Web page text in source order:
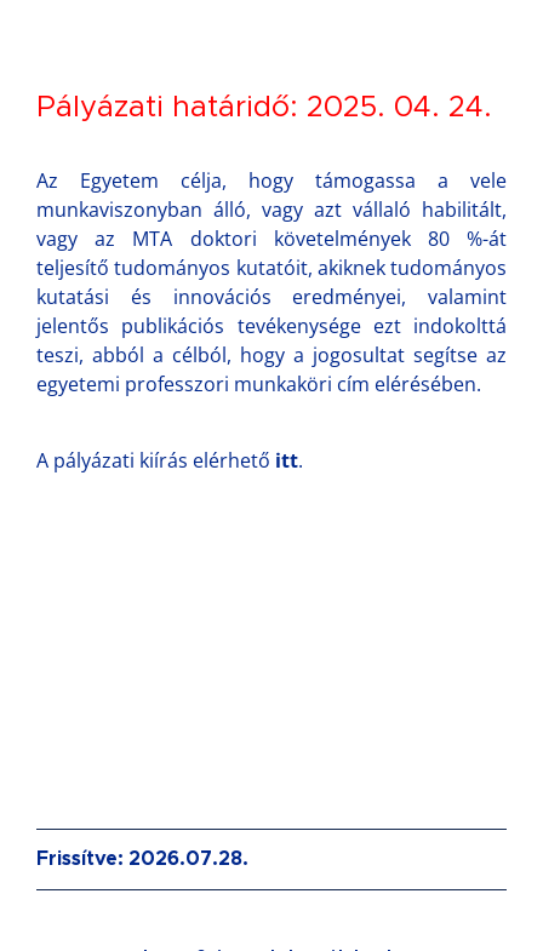
Pályázati határidő: 2025. 04. 24.
Az Egyetem célja, hogy támogassa a vele
munkaviszonyban álló, vagy azt vállaló habilitált,
vagy az MTA doktori követelmények 80 %-át
teljesítő tudományos kutatóit, akiknek tudományos
kutatási és innovációs eredményei, valamint
jelentős publikációs tevékenysége ezt indokolttá
teszi, abból a célból, hogy a jogosultat segítse az
egyetemi professzori munkaköri cím elérésében.
A pályázati kiírás elérhető itt.
Frissítve: 2026.07.28.